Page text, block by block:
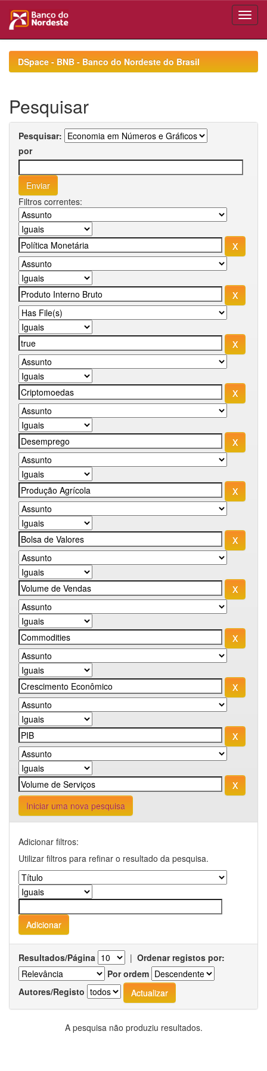
navigationDSpace - BNB - Banco do Nordeste do Brasil
Pesquisar
Pesquisar:
por
Filtros correntes:
Iniciar uma nova pesquisa
Adicionar filtros:
Utilizar filtros para refinar o resultado da pesquisa.
Resultados/Página | Ordenar registos por:
Por ordem
Autores/Registo
A pesquisa não produziu resultados.